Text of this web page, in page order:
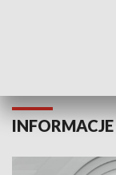
INFORMACJE